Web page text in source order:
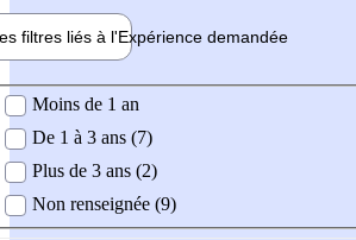
filtres liés à l'Expérience demandée
demandée
Moins de 1 an
De 1 à 3 ans (7)
Plus de 3 ans (2)
Non renseignée (9)